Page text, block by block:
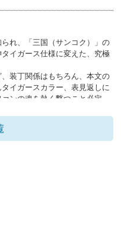
れ、「三国（サンコク）」の
イガース仕様に変えた、究極
装丁関係はもちろん、本文の
イガースカラー、表見返しに
ンの魂を熱く撃つこと必定。